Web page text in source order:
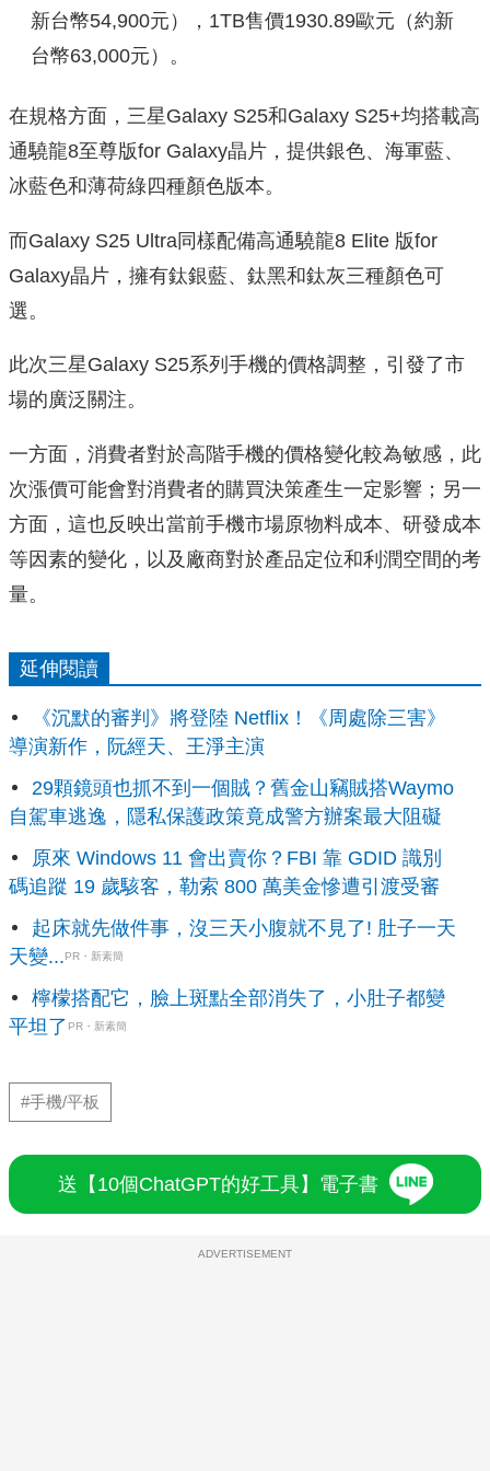
新台幣54,900元），1TB售價1930.89歐元（約新
台幣63,000元）。
在規格方面，三星Galaxy S25和Galaxy S25+均搭載高
通驍龍8至尊版for Galaxy晶片，提供銀色、海軍藍、
冰藍色和薄荷綠四種顏色版本。
而Galaxy S25 Ultra同樣配備高通驍龍8 Elite 版for
Galaxy晶片，擁有鈦銀藍、鈦黑和鈦灰三種顏色可
選。
此次三星Galaxy S25系列手機的價格調整，引發了市
場的廣泛關注。
一方面，消費者對於高階手機的價格變化較為敏感，此
次漲價可能會對消費者的購買決策產生一定影響；另一
方面，這也反映出當前手機市場原物料成本、研發成本
等因素的變化，以及廠商對於產品定位和利潤空間的考
量。
延伸閱讀
《沉默的審判》將登陸 Netflix！《周處除三害》
導演新作，阮經天、王淨主演
29顆鏡頭也抓不到一個賊？舊金山竊賊搭Waymo
自駕車逃逸，隱私保護政策竟成警方辦案最大阻礙
原來 Windows 11 會出賣你？FBI 靠 GDID 識別
碼追蹤 19 歲駭客，勒索 800 萬美金慘遭引渡受審
起床就先做件事，沒三天小腹就不見了! 肚子一天
天變...PR・新素簡
檸檬搭配它，臉上斑點全部消失了，小肚子都變
平坦了 PR・新素簡
#手機/平板
送【10個ChatGPT的好工具】電子書
ADVERTISEMENT